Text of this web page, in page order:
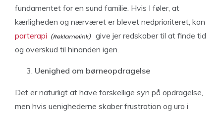
fundamentet for en sund familie. Hvis I føler, at
kærligheden og nærværet er blevet nedprioriteret, kan
parterapi
give jer redskaber til at finde tid
og overskud til hinanden igen.
Uenighed om børneopdragelse
Det er naturligt at have forskellige syn på opdragelse,
men hvis uenighederne skaber frustration og uro i